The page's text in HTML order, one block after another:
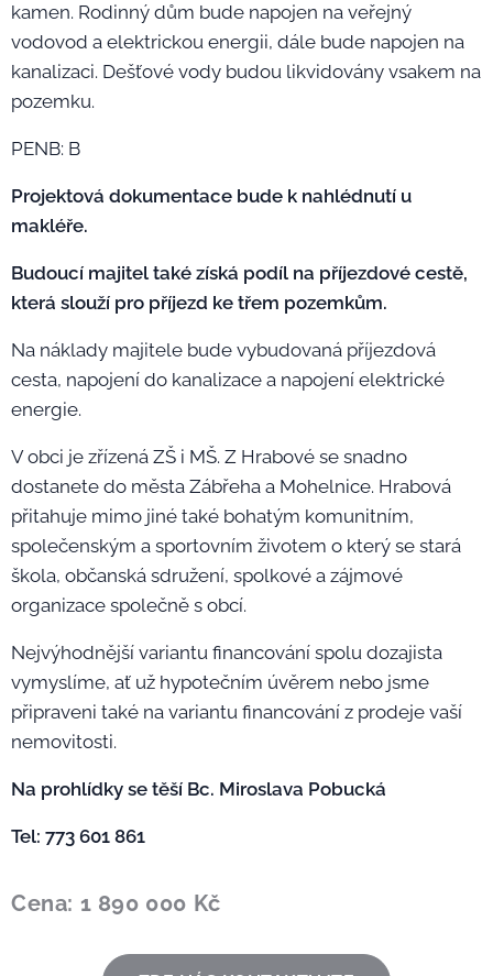
kamen. Rodinný dům bude napojen na veřejný
vodovod a elektrickou energii, dále bude napojen na
kanalizaci. Dešťové vody budou likvidovány vsakem na
pozemku.
PENB: B
Projektová dokumentace bude k nahlédnutí u
makléře.
Budoucí majitel také získá podíl na příjezdové cestě,
která slouží pro příjezd ke třem pozemkům.
Na náklady majitele bude vybudovaná příjezdová
cesta, napojení do kanalizace a napojení elektrické
energie.
V obci je zřízená ZŠ i MŠ. Z Hrabové se snadno
dostanete do města Zábřeha a Mohelnice. Hrabová
přitahuje mimo jiné také bohatým komunitním,
společenským a sportovním životem o který se stará
škola, občanská sdružení, spolkové a zájmové
organizace společně s obcí.
Nejvýhodnější variantu financování spolu dozajista
vymyslíme, ať už hypotečním úvěrem nebo jsme
připraveni také na variantu financování z prodeje vaší
nemovitosti.
Na prohlídky se těší Bc. Miroslava Pobucká 🙋‍♀️
Tel: 773 601 861
Cena: 1 890 000 Kč